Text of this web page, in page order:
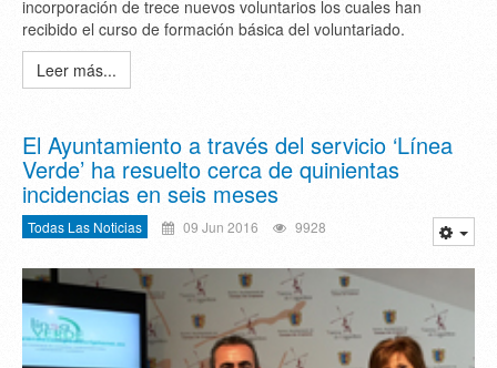
incorporación de trece nuevos voluntarios los cuales han
recibido el curso de formación básica del voluntariado.
Leer más...
El Ayuntamiento a través del servicio ‘Línea
Verde’ ha resuelto cerca de quinientas
incidencias en seis meses
Todas Las Noticias 09 Jun 2016 9928